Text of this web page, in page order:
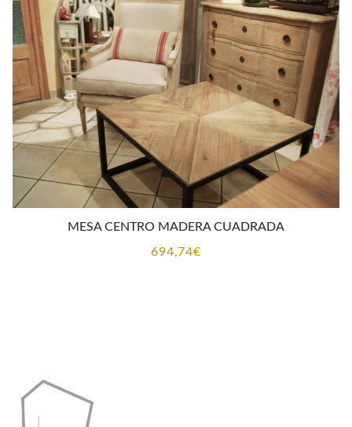
hasta
2.526,48€
MESA CENTRO MADERA CUADRADA
694,74€